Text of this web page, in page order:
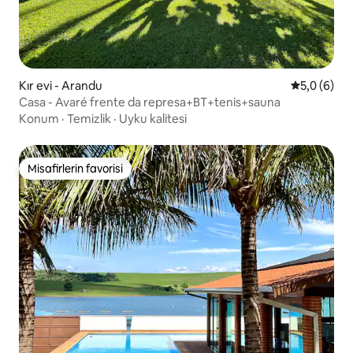
Kır evi - Arandu 55,0 (6)
Casa - Avaré frente da represa+BT+tenis+sauna
Konum · Temizlik · Uyku kalitesi
Misafirlerin favorisi
Misafirlerin favorisi